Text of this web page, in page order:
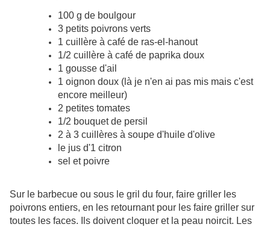
100 g de boulgour
3 petits poivrons verts
1 cuillère à café de ras-el-hanout
1/2 cuillère à café de paprika doux
1 gousse d'ail
1 oignon doux (là je n'en ai pas mis mais c'est
encore meilleur)
2 petites tomates
1/2 bouquet de persil
2 à 3 cuillères à soupe d'huile d'olive
le jus d'1 citron
sel et poivre
Sur le barbecue ou sous le gril du four, faire griller les
poivrons entiers, en les retournant pour les faire griller sur
toutes les faces. Ils doivent cloquer et la peau noircit. Les